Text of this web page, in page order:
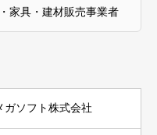
家具・建材販売事業者
ガソフト株式会社